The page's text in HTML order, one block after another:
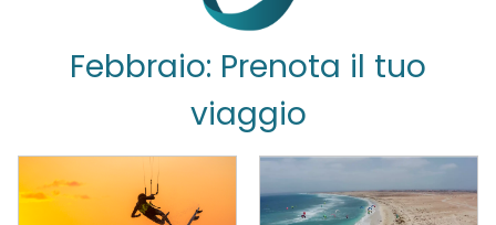
Febbraio: Prenota il tuo
viaggio